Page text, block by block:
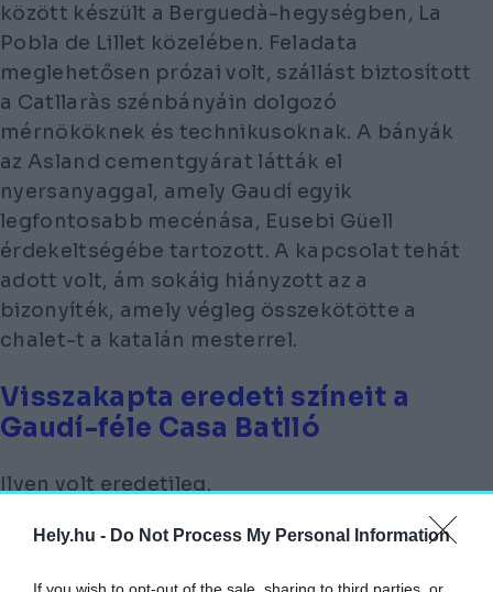
Hely.hu - Do Not Process My Personal Information
között készült a Berguedà-hegységben, La
Pobla de Lillet közelében. Feladata
meglehetősen prózai volt, szállást biztosított
a Catllaràs szénbányáin dolgozó
mérnököknek és technikusoknak. A bányák
az Asland cementgyárat látták el
nyersanyaggal, amely Gaudí egyik
legfontosabb mecénása, Eusebi Güell
érdekeltségébe tartozott. A kapcsolat tehát
adott volt, ám sokáig hiányzott az a
bizonyíték, amely végleg összekötötte a
chalet-t a katalán mesterrel.
Visszakapta eredeti színeit a
Gaudí-féle Casa Batlló
Ilyen volt eredetileg.